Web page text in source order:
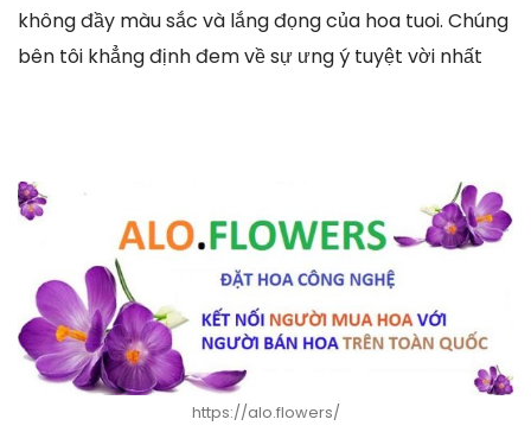
không đầy màu sắc và lắng đọng của hoa tuoi. Chúng
bên tôi khẳng định đem về sự ưng ý tuyệt vời nhất
https://alo.flowers/